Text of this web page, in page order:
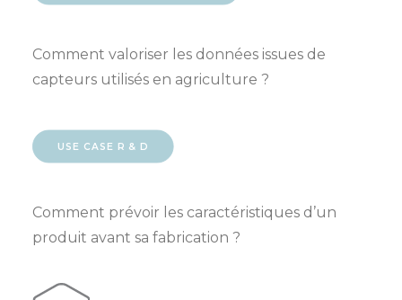
Comment valoriser les données issues de
capteurs utilisés en agriculture ?
USE CASE R & D
Comment prévoir les caractéristiques d’un
produit avant sa fabrication ?